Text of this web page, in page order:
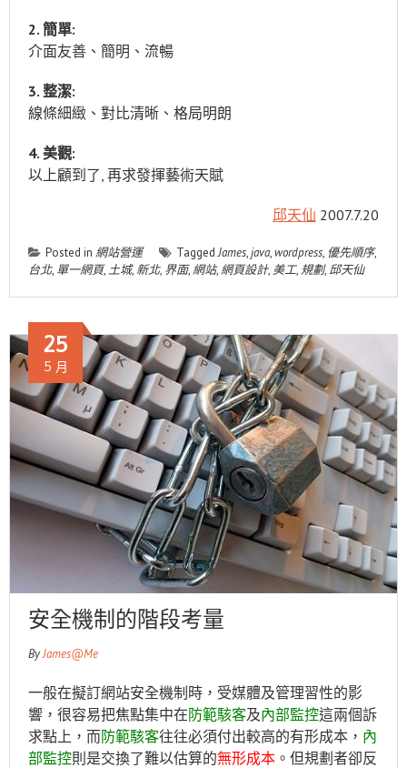
2. 簡單:
介面友善、簡明、流暢
3. 整潔:
線條細緻、對比清晰、格局明朗
4. 美觀:
以上顧到了, 再求發揮藝術天賦
邱天仙 2007.7.20
Posted in 網站營運 TaggedJames,java,wordpress, 優先順序,
台北, 單一網頁,土城, 新北, 界面,網站,網頁設計, 美工, 規劃,邱天仙
安全機制的階段考量
25
5 月
ByJames@Me
一般在擬訂網站安全機制時，受媒體及管理習性的影
響，很容易把焦點集中在防範駭客及內部監控這兩個訴
求點上，而防範駭客往往必須付出較高的有形成本， 內
部監控則是交換了難以估算的無形成本 。但規劃者卻反